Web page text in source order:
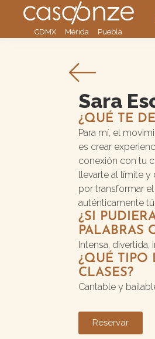
CDMX Mérida Puebla
Sara
¿QUÉ TE
Para mí, el
es crear
conexión con tu
llevarte al límite y
por transformar
auténticamente
¿SI
PALABRAS
Intensa, divertida,
¿QUÉ TIPO
CLASES?
Cantable y
Reservar